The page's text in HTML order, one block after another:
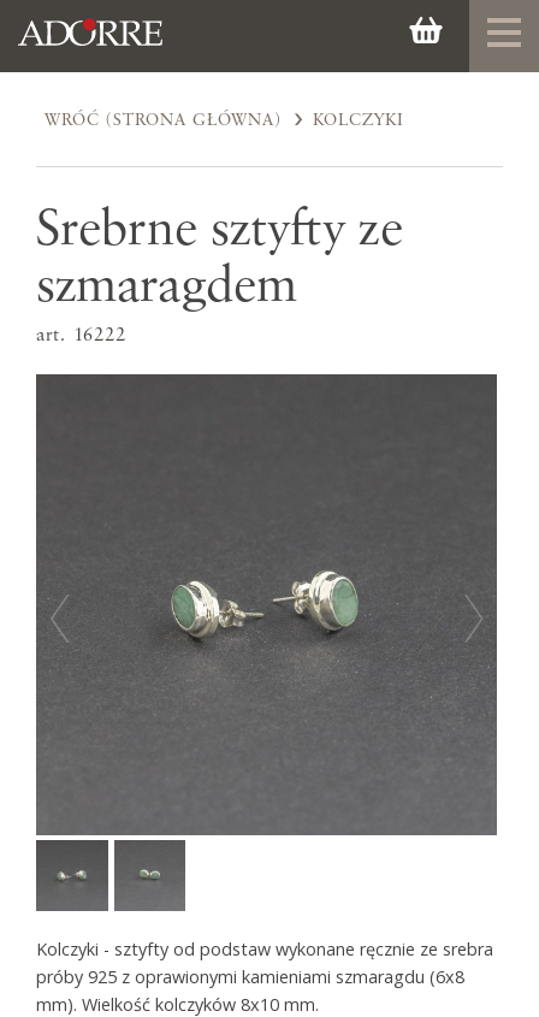
WRÓĆ (STRONA GŁÓWNA) KOLCZYKI
Srebrne sztyfty ze
szmaragdem
art. 16222
Kolczyki - sztyfty od podstaw wykonane ręcznie ze srebra
próby 925 z oprawionymi kamieniami szmaragdu (6x8
mm). Wielkość kolczyków 8x10 mm.